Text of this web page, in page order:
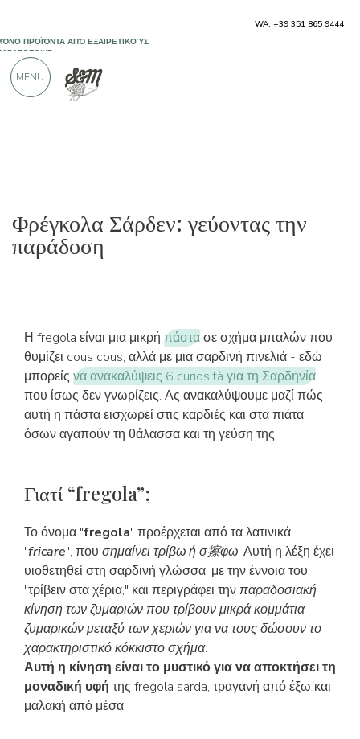
Φρέγκολα Σάρδεν: γεύοντας την
παράδοση
Η fregola είναι μια μικρή πάστασε σχήμα μπαλών που
θυμίζει cous cous, αλλά με μια σαρδινή πινελιά - εδώ
μπορείς να ανακαλύψεις 6 curiosità για τη Σαρδηνία
που ίσως δεν γνωρίζεις. Ας ανακαλύψουμε μαζί πώς
αυτή η πάστα εισχωρεί στις καρδιές και στα πιάτα
όσων αγαπούν τη θάλασσα και τη γεύση της.
Γιατί “fregola”;
Το όνομα "fregola" προέρχεται από τα λατινικά
"fricare", που σημαίνει τρίβω ή σ擦φω. Αυτή η λέξη έχει
υιοθετηθεί στη σαρδινή γλώσσα, με την έννοια του
"τρίβειν στα χέρια," και περιγράφει την παραδοσιακή
κίνηση των ζυμαριών που τρίβουν μικρά κομμάτια
ζυμαρικών μεταξύ των χεριών για να τους δώσουν το
χαρακτηριστικό κόκκιστο σχήμα.
Αυτή η κίνηση είναι το μυστικό για να αποκτήσει τη
μοναδική υφή της fregola sarda, τραγανή από έξω και
μαλακή από μέσα.
ΑΠΌ 900 ΘΕΤΙΚΈΣ ΚΡΙΤΙΚΈΣ
WA: +39 351 865 9444
MENU